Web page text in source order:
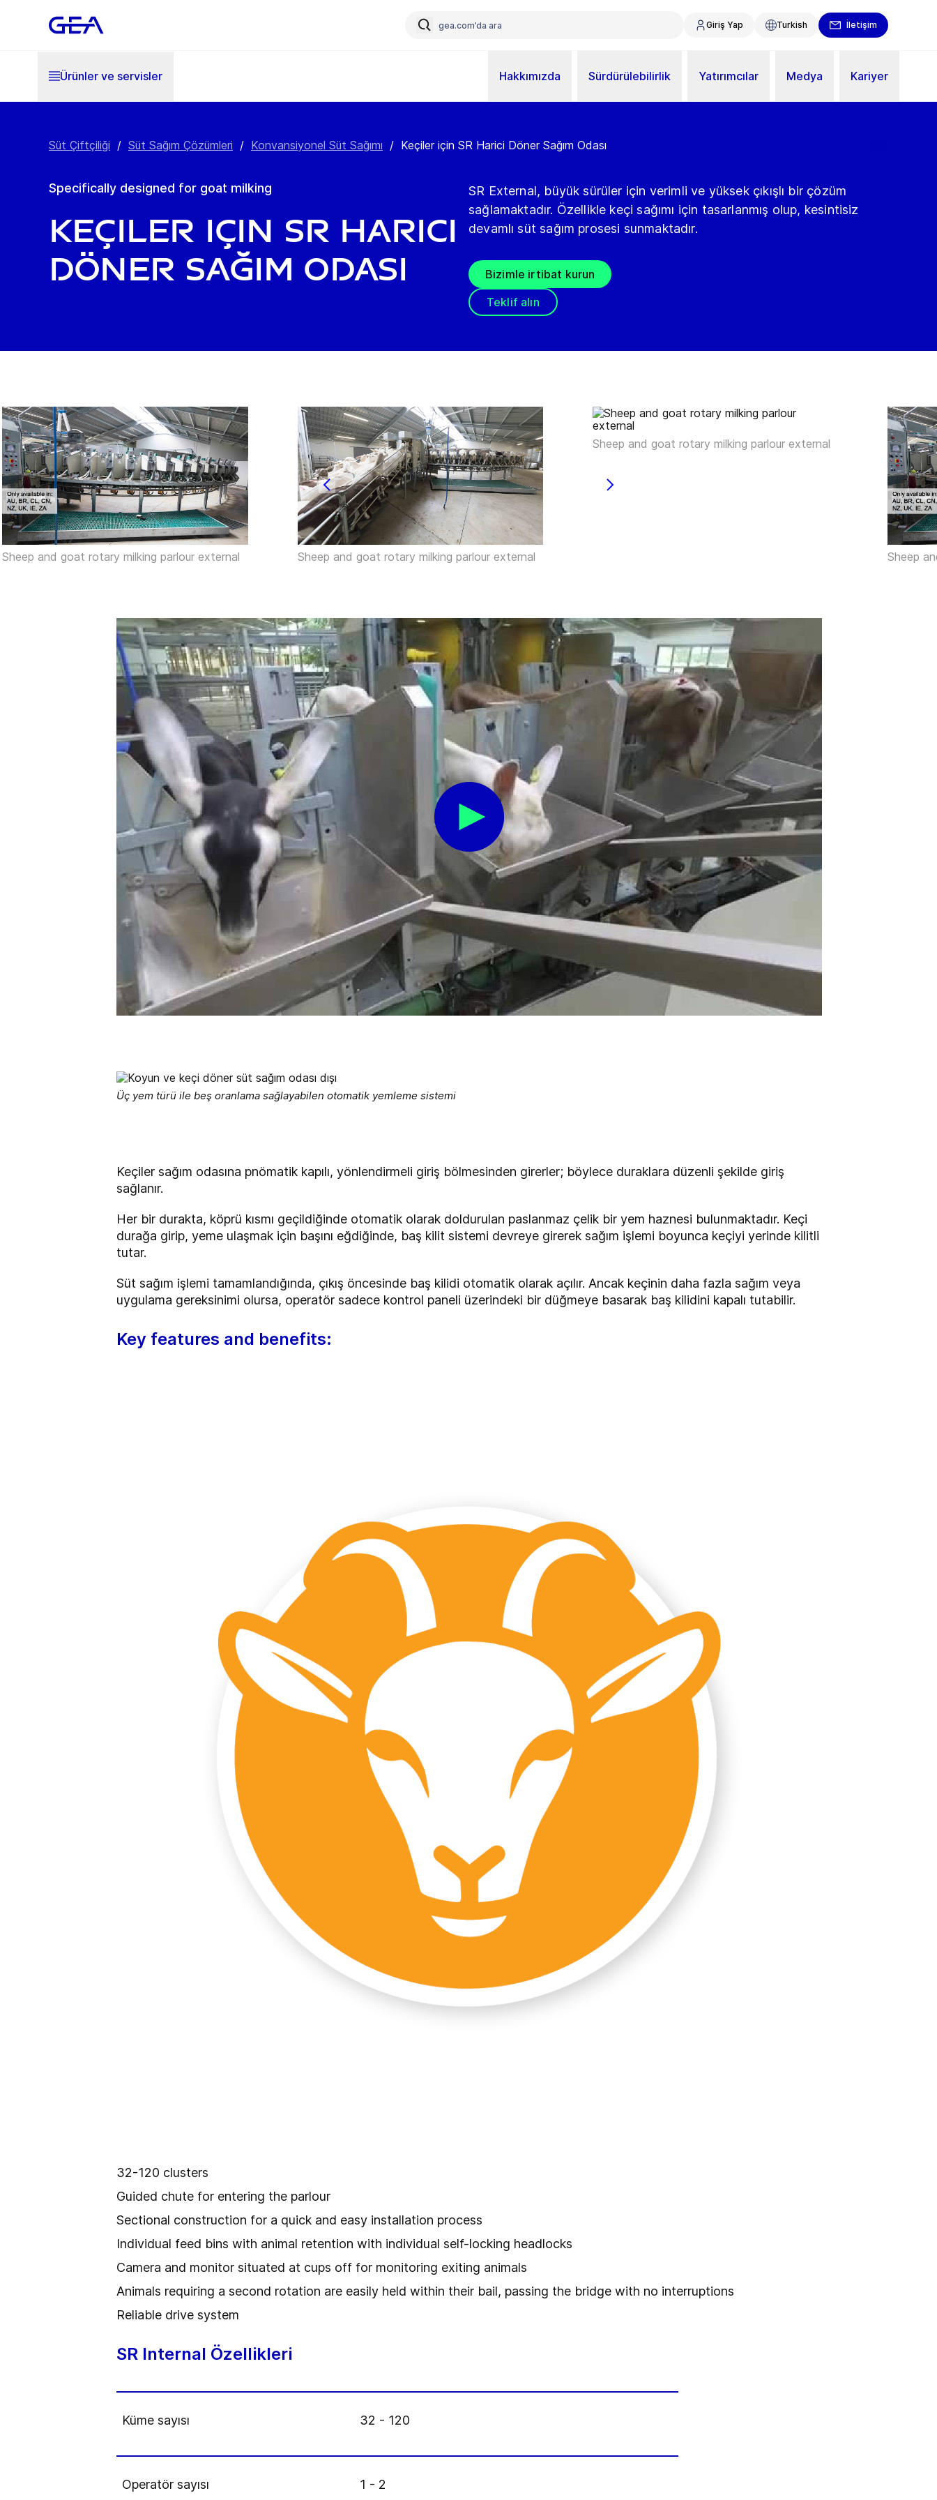
Giriş Yap Turkish İletişim
Ürünler ve servisler Hakkımızda Sürdürülebilirlik Yatırımcılar Medya Kariyer
Süt Çiftçiliği / Süt Sağım Çözümleri / Konvansiyonel Süt Sağımı / Keçiler için SR Harici Döner Sağım Odası
Specifically designed for goat milking
Keçiler için SR Harici
Döner Sağım Odası
SR External, büyük sürüler için verimli ve yüksek çıkışlı bir çözüm
sağlamaktadır. Özellikle keçi sağımı için tasarlanmış olup, kesintisiz
devamlı süt sağım prosesi sunmaktadır.
Bizimle irtibat kurun
Teklif alın
Sheep and goat rotary milking parlour external Sheep and goat rotary milking parlour external
Sheep and goat rotary milking parlour external
Sheep
Üç yem türü ile beş oranlama sağlayabilen otomatik yemleme sistemi
Keçiler sağım odasına pnömatik kapılı, yönlendirmeli giriş bölmesinden girerler; böylece duraklara düzenli şekilde giriş
sağlanır.
Her bir durakta, köprü kısmı geçildiğinde otomatik olarak doldurulan paslanmaz çelik bir yem haznesi bulunmaktadır. Keçi
durağa girip, yeme ulaşmak için başını eğdiğinde, baş kilit sistemi devreye girerek sağım işlemi boyunca keçiyi yerinde kilitli
tutar.
Süt sağım işlemi tamamlandığında, çıkış öncesinde baş kilidi otomatik olarak açılır. Ancak keçinin daha fazla sağım veya
uygulama gereksinimi olursa, operatör sadece kontrol paneli üzerindeki bir düğmeye basarak baş kilidini kapalı tutabilir.
Key features and benefits:
32-120 clusters
Guided chute for entering the parlour
Sectional construction for a quick and easy installation process
Individual feed bins with animal retention with individual self-locking headlocks
Camera and monitor situated at cups off for monitoring exiting animals
Animals requiring a second rotation are easily held within their bail, passing the bridge with no interruptions
Reliable drive system
SR Internal Özellikleri
Küme sayısı 32 - 120
Operatör sayısı 1 - 2